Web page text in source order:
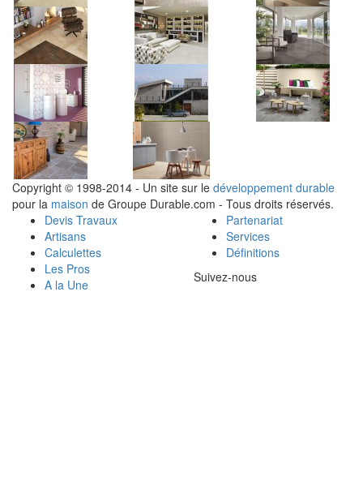
Copyright © 1998-2014 - Un site sur le développement durable
pour la maison de Groupe Durable.com - Tous droits réservés.
Devis Travaux
Artisans
Calculettes
Les Pros
A la Une
Partenariat
Services
Définitions
Suivez-nous